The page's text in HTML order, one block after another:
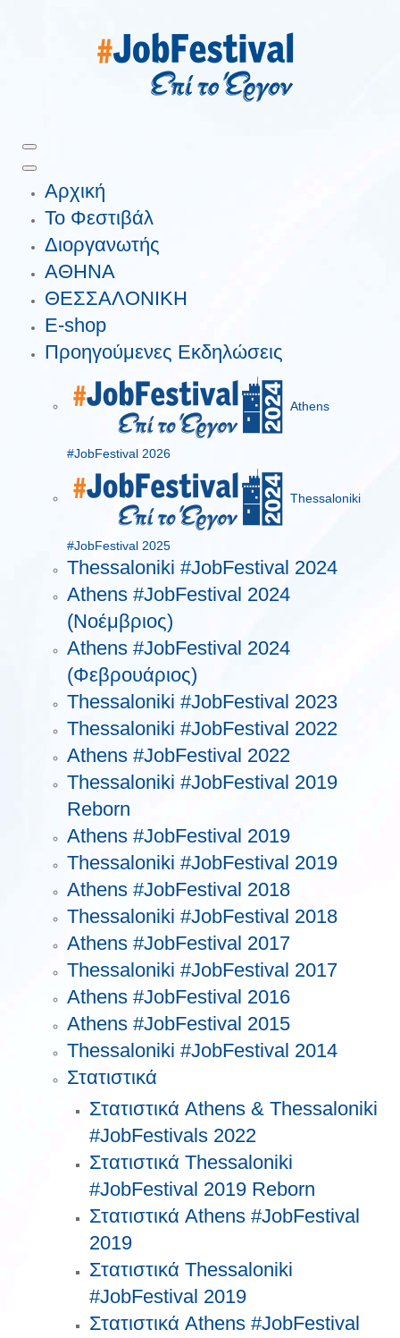
Αρχική
Το Φεστιβάλ
Διοργανωτής
ΑΘΗΝΑ
ΘΕΣΣΑΛΟΝΙΚΗ
E-shop
Προηγούμενες Εκδηλώσεις
Athens
#JobFestival 2026
Thessaloniki
#JobFestival 2025
Thessaloniki #JobFestival 2024
Athens #JobFestival 2024
(Νοέμβριος)
Athens #JobFestival 2024
(Φεβρουάριος)
Thessaloniki #JobFestival 2023
Thessaloniki #JobFestival 2022
Athens #JobFestival 2022
Thessaloniki #JobFestival 2019
Reborn
Athens #JobFestival 2019
Thessaloniki #JobFestival 2019
Athens #JobFestival 2018
Thessaloniki #JobFestival 2018
Athens #JobFestival 2017
Τhessaloniki #JobFestival 2017
Athens #JobFestival 2016
Athens #JobFestival 2015
Thessaloniki #JobFestival 2014
Στατιστικά
Στατιστικά Athens & Thessaloniki
#JobFestivals 2022
Στατιστικά Thessaloniki
#JobFestival 2019 Reborn
Στατιστικά Athens #JobFestival
2019
Στατιστικά Thessaloniki
#JobFestival 2019
Στατιστικά Athens #JobFestival